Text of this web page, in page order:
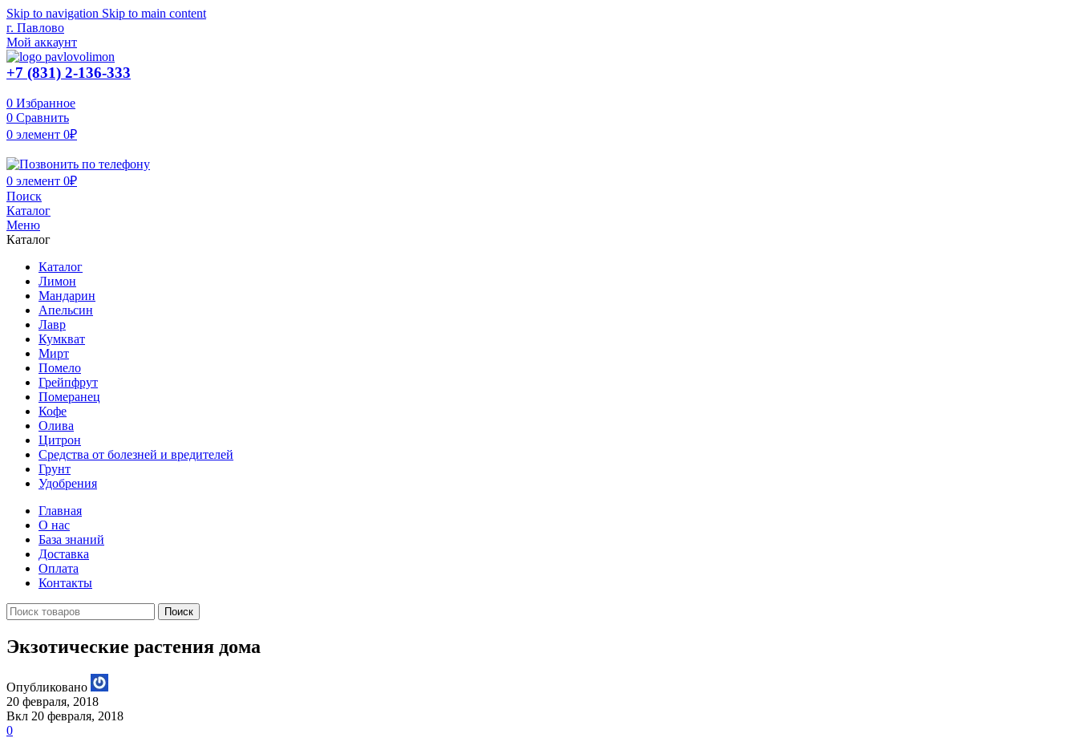
Skip to navigation Skip to main content
г. Павлово
Мой аккаунт
+7 (831) 2-136-333
0 Избранное
0 Сравнить
0 элемент 0₽
0 элемент 0₽
Поиск
Каталог
Меню
Каталог
Каталог
Лимон
Мандарин
Апельсин
Лавр
Кумкват
Мирт
Помело
Грейпфрут
Померанец
Кофе
Олива
Цитрон
Средства от болезней и вредителей
Грунт
Удобрения
Главная
О нас
База знаний
Доставка
Оплата
Контакты
Поиск
Экзотические растения дома
Опубликовано
20 февраля, 2018
Вкл 20 февраля, 2018
0